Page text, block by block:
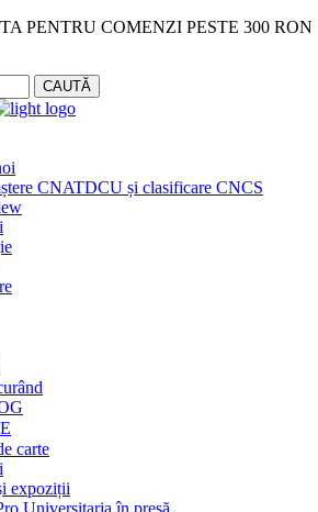
PENTRU COMENZI PESTE 300 RON
CAUTĂ
CNATDCU și clasificare CNCS
carte
expoziții
Universitaria în presă